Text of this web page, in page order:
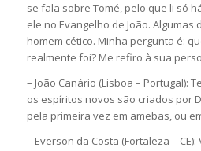
se fala sobre Tomé, pelo que li só
ele no Evangelho de João.
homem cético. Minha pergunta é:
realmente foi? Me refiro à sua
– João Canário (Lisboa – Portugal):
os espíritos novos são criados por
pela primeira vez em amebas, ou
– Everson da Costa (Fortaleza –